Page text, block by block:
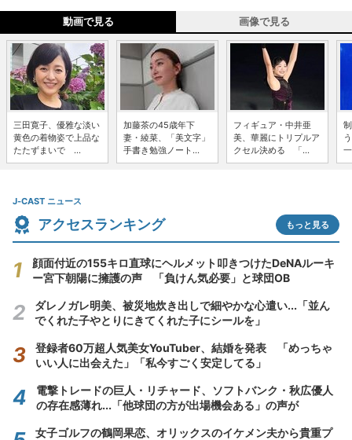
動画で見る 画像で見る
三田寛子、優雅な淡い
黄色の着物姿で上品な
たたずまいで ...
加藤茶の45歳年下
妻・綾菜、「美文字」
手書き勉強ノート...
フィギュア・中井亜
美、華麗にトリプルア
クセル決める 「...
J-CAST ニュース
アクセスランキング もっと見る
顔面付近の155キロ直球にヘルメット叩きつけたDeNAルーキ
ー宮下朝陽に擁護の声 「負けん気必要」と球団OB
ダレノガレ明美、被災地炊き出しで細やかな心遣い...「並ん
でくれた子やとりにきてくれた子にシールを」
登録者60万超人気美女YouTuber、結婚を発表 「めっちゃ
いい人に出会えた」「私今すごく安定してる」
電撃トレードの巨人・リチャード、ソフトバンク・秋広優人
の存在感薄れ...「他球団の方が出場機会ある」の声が
女子ゴルフの鶴岡果恋、オリックスのイケメン夫から貴重プ